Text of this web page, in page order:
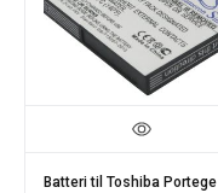
Batteri til Toshiba Portege